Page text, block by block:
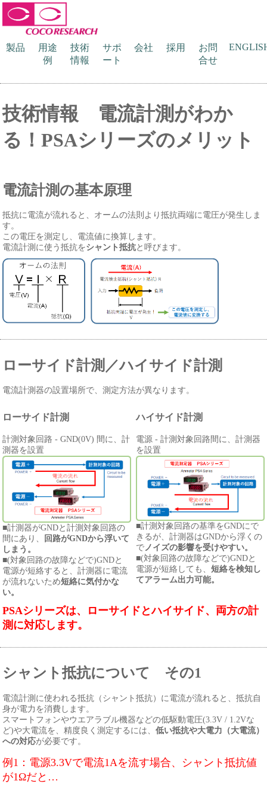
製品
用途
例
技術
情報
サポ
ート
会社 採用
お問
合せ
技術情報 電流計測がわか
る！PSAシリーズのメリット
電流計測の基本原理
抵抗に電流が流れると、オームの法則より抵抗両端に電圧が発生しま
す。
この電圧を測定し、電流値に換算します。
電流計測に使う抵抗をシャント抵抗と呼びます。
ローサイド計測／ハイサイド計測
電流計測器の設置場所で、測定方法が異なります。
ローサイド計測
計測対象回路 - GND(0V) 間に、計
測器を設置
■計測器がGNDと計測対象回路の
間にあり、
回路がGNDから浮いて
しまう。
■(対象回路の故障などで)GNDと
電源が短絡すると、計測器に電流
が流れないため短絡に気付かな
い。
ハイサイド計測
電源 - 計測対象回路間に、計測器
を設置
■計測対象回路の基準をGNDにで
きるが、計測器はGNDから浮くの
でノイズの影響を受けやすい。
■(対象回路の故障などで)GNDと
電源が短絡しても、短絡を検知し
てアラーム出力可能。
PSAシリーズは、ローサイドとハイサイド、両方の計
測に対応します。
シャント抵抗について その1
電流計測に使われる抵抗（シャント抵抗）に電流が流れると、抵抗自
身が電力を消費します。
スマートフォンやウエアラブル機器などの低駆動電圧(3.3V / 1.2Vな
ど)や大電流を、精度良く測定するには、低い抵抗や大電力（大電流）
への対応が必要です。
例1：電源3.3Vで電流1Aを流す場合、シャント抵抗値
が1Ωだと…